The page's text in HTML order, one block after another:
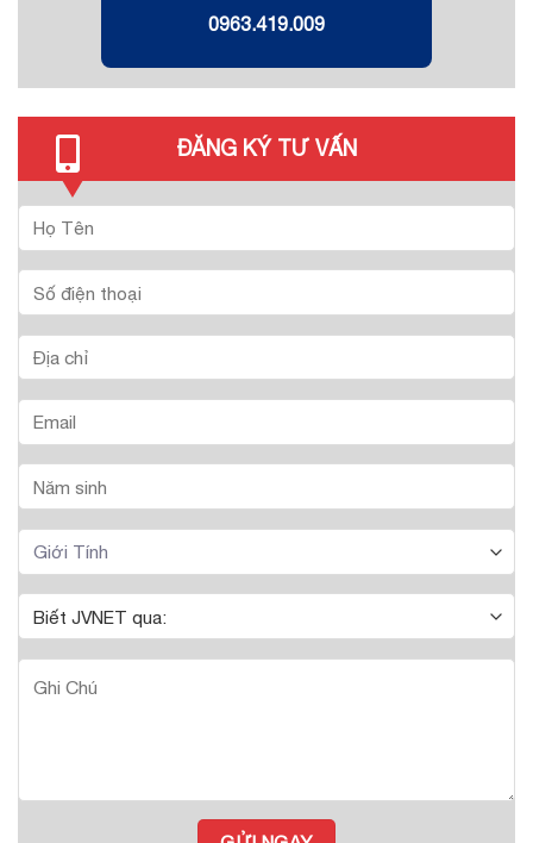
0963.419.009
ĐĂNG KÝ TƯ VẤN